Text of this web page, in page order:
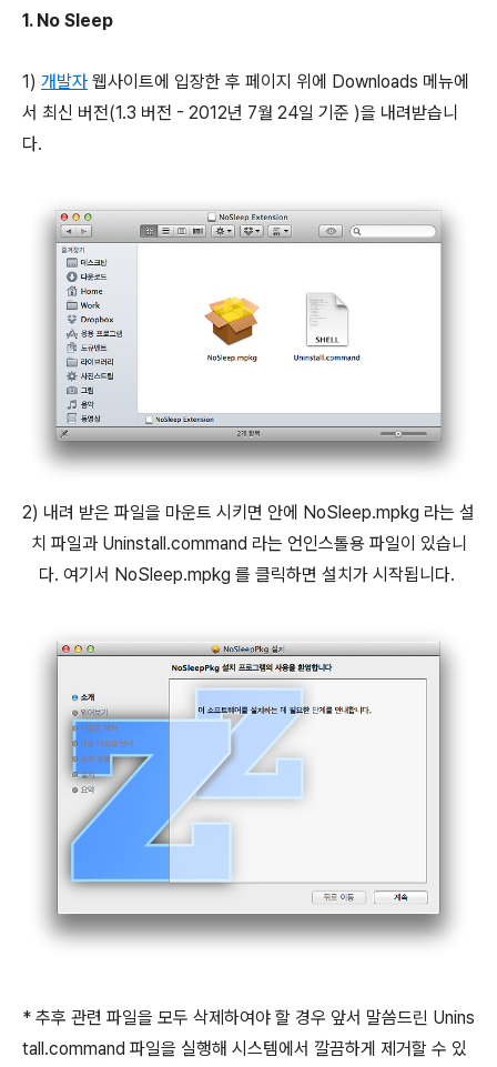
1. No Sleep
1) 개발자 웹사이트에 입장한 후 페이지 위에 Downloads 메뉴에
서 최신 버전(1.3 버전 - 2012년 7월 24일 기준 )을 내려받습니
다.
2) 내려 받은 파일을 마운트 시키면 안에 NoSleep.mpkg 라는 설
치 파일과 Uninstall.command 라는 언인스톨용 파일이 있습니
다. 여기서 NoSleep.mpkg 를 클릭하면 설치가 시작됩니다.
* 추후 관련 파일을 모두 삭제하여야 할 경우 앞서 말씀드린 Unins
tall.command 파일을 실행해 시스템에서 깔끔하게 제거할 수 있